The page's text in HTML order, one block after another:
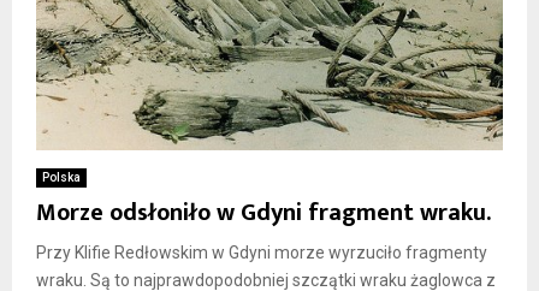
Polska
Morze odsłoniło w Gdyni fragment wraku.
Przy Klifie Redłowskim w Gdyni morze wyrzuciło fragmenty
wraku. Są to najprawdopodobniej szczątki wraku żaglowca z